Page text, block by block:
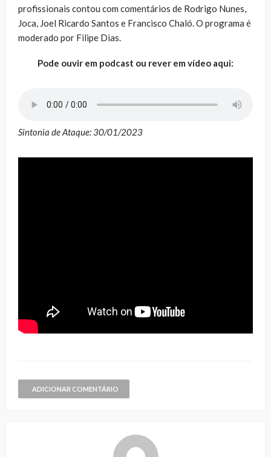
profissionais contou com comentários de Rodrigo Nunes,
Joca, Joel Ricardo Santos e Francisco Chaló. O programa é
moderado por Filipe Dias.
Pode ouvir em podcast ou rever em vídeo aqui:
Sintonia de Ataque: 30/01/2023
ADICIONAR COMENTÁRIO